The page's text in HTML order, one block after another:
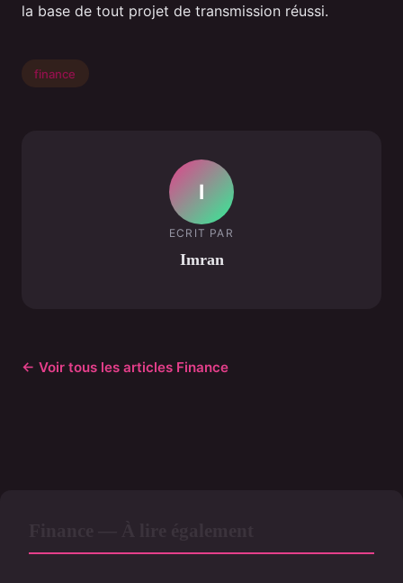
la base de tout projet de transmission réussi.
finance
I
ECRIT PAR
Imran
← Voir tous les articles Finance